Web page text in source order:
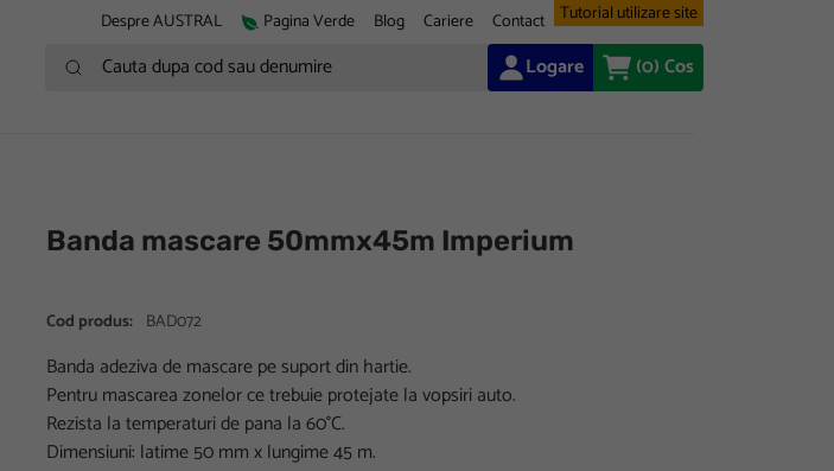
Despre AUSTRAL Pagina Verde Blog Cariere Contact Tutorial utilizare site
Cauta dupa cod sau denumire Logare (0)Cos
Banda mascare 50mmx45m Imperium
Cod produs: BAD072
Banda adeziva de mascare pe suport din hartie.
Pentru mascarea zonelor ce trebuie protejate la vopsiri auto.
Rezista la temperaturi de pana la 60°C.
Dimensiuni: latime 50 mm x lungime 45 m.